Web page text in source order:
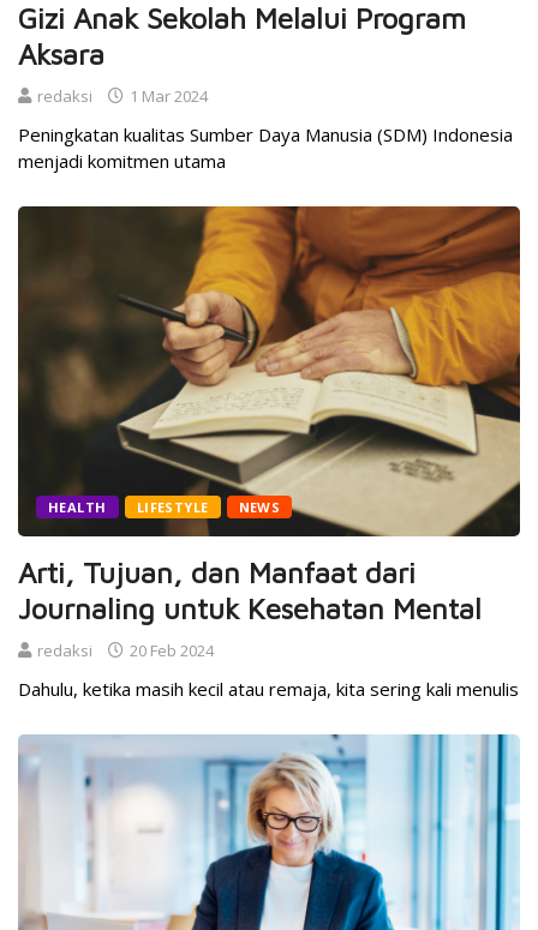
Gizi Anak Sekolah Melalui Program
Aksara
redaksi 1 Mar 2024
Peningkatan kualitas Sumber Daya Manusia (SDM) Indonesia
menjadi komitmen utama
HEALTH LIFESTYLE NEWS
Arti, Tujuan, dan Manfaat dari
Journaling untuk Kesehatan Mental
redaksi 20 Feb 2024
Dahulu, ketika masih kecil atau remaja, kita sering kali menulis